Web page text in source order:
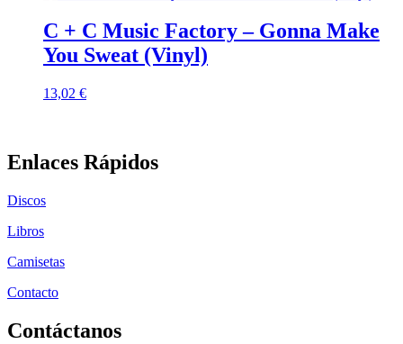
C + C Music Factory – Gonna Make
You Sweat (Vinyl)
13,02 €
Enlaces Rápidos
Discos
Libros
Camisetas
Contacto
Contáctanos